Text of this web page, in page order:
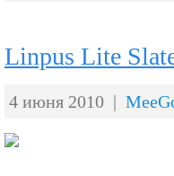
Linpus Lite
4 июня 2010 |